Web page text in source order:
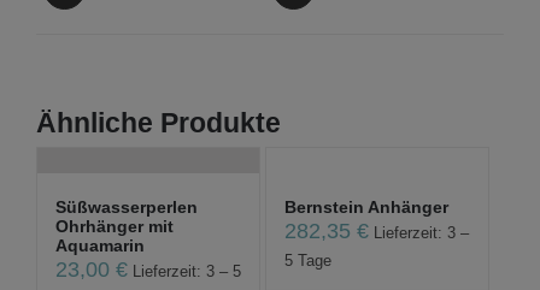
Ähnliche Produkte
Süßwasserperlen
Ohrhänger mit
Aquamarin
23,00 € Lieferzeit: 3 – 5
Bernstein Anhänger
282,35€ Lieferzeit: 3 –
5 Tage